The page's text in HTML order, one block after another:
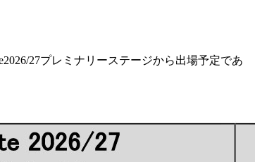
27プレミナリーステージから出場予定であ